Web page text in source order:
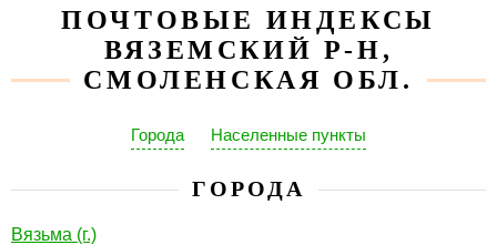
ПОЧТОВЫЕ ИНДЕКСЫ
ВЯЗЕМСКИЙ Р-Н,
СМОЛЕНСКАЯ ОБЛ.
Города Населенные пункты
ГОРОДА
Вязьма (г.)